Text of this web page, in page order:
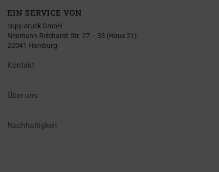
EIN SERVICE VON
copy-druck GmbH
Neumann-Reichardt-Str. 27 – 33 (Haus 21)
22041 Hamburg
Kontakt
Über uns
Nachhaltigkeit